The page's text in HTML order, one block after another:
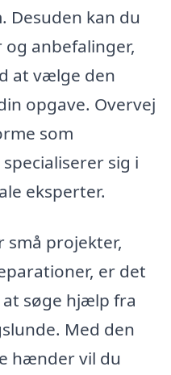
Desuden kan du
anbefalinger,
at vælge den
opgave. Overvej
som
sig i
eksperter.
små projekter,
er det
søge hjælp fra
Med den
hænder vil du